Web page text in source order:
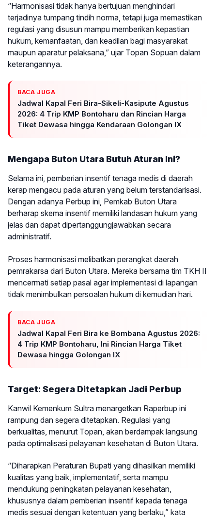
“Harmonisasi tidak hanya bertujuan menghindari
terjadinya tumpang tindih norma, tetapi juga memastikan
regulasi yang disusun mampu memberikan kepastian
hukum, kemanfaatan, dan keadilan bagi masyarakat
maupun aparatur pelaksana,” ujar Topan Sopuan dalam
keterangannya.
BACA JUGA
Jadwal Kapal Feri Bira-Sikeli-Kasipute Agustus
2026: 4 Trip KMP Bontoharu dan Rincian Harga
Tiket Dewasa hingga Kendaraan Golongan IX
Mengapa Buton Utara Butuh Aturan Ini?
Selama ini, pemberian insentif tenaga medis di daerah
kerap mengacu pada aturan yang belum terstandarisasi.
Dengan adanya Perbup ini, Pemkab Buton Utara
berharap skema insentif memiliki landasan hukum yang
jelas dan dapat dipertanggungjawabkan secara
administratif.
Proses harmonisasi melibatkan perangkat daerah
pemrakarsa dari Buton Utara. Mereka bersama tim TKH II
mencermati setiap pasal agar implementasi di lapangan
tidak menimbulkan persoalan hukum di kemudian hari.
BACA JUGA
Jadwal Kapal Feri Bira ke Bombana Agustus 2026:
4 Trip KMP Bontoharu, Ini Rincian Harga Tiket
Dewasa hingga Golongan IX
Target: Segera Ditetapkan Jadi Perbup
Kanwil Kemenkum Sultra menargetkan Raperbup ini
rampung dan segera ditetapkan. Regulasi yang
berkualitas, menurut Topan, akan berdampak langsung
pada optimalisasi pelayanan kesehatan di Buton Utara.
“Diharapkan Peraturan Bupati yang dihasilkan memiliki
kualitas yang baik, implementatif, serta mampu
mendukung peningkatan pelayanan kesehatan,
khususnya dalam pemberian insentif kepada tenaga
medis sesuai dengan ketentuan yang berlaku,” kata